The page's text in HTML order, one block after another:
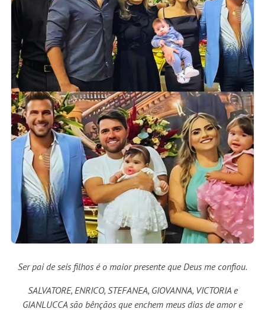
Ser pai de seis filhos é o maior presente que Deus me confiou.
SALVATORE, ENRICO, STEFANEA, GIOVANNA, VICTORIA e
GIANLUCCA são bênçãos que enchem meus dias de amor e